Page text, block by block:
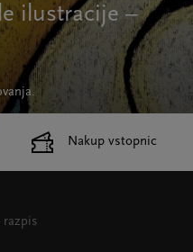
ilustracije –
razpis
Nakup vstopnic